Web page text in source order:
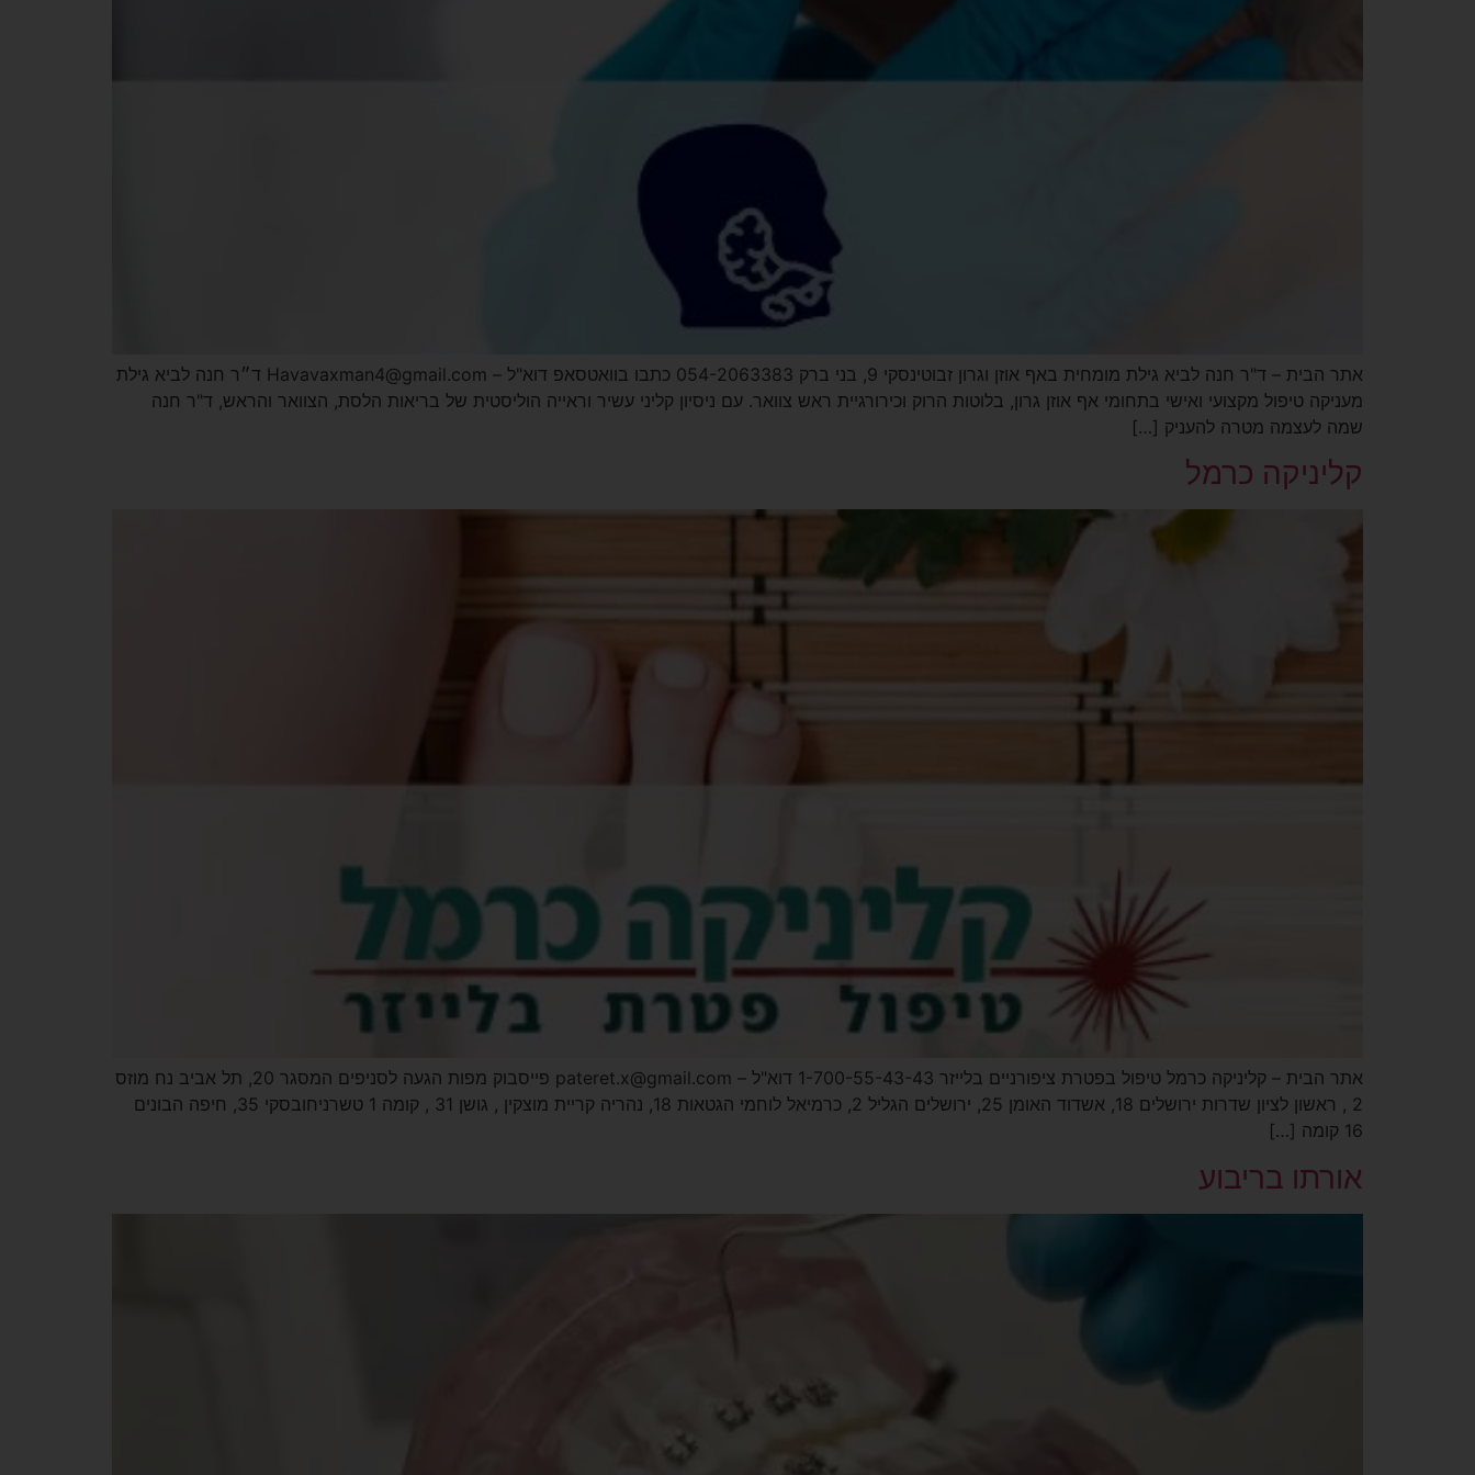
אתר הבית – ד"ר חנה לביא גילת מומחית באף אוזן וגרון זבוטינסקי 9, בני ברק 054-2063383 כתבו בוואטסאפ דוא"ל – Havavaxman4@gmail.com ד״ר חנה לביא גילת
מעניקה טיפול מקצועי ואישי בתחומי אף אוזן גרון, בלוטות הרוק וכירורגיית ראש צוואר. עם ניסיון קליני עשיר וראייה הוליסטית של בריאות הלסת, הצוואר והראש, ד"ר חנה
שמה לעצמה מטרה להעניק […]
קליניקה כרמל
אתר הבית – קליניקה כרמל טיפול בפטרת ציפורניים בלייזר 1-700-55-43-43 דוא"ל – pateret.x@gmail.com פייסבוק מפות הגעה לסניפים המסגר 20, תל אביב נח מוזס
2 , ראשון לציון שדרות ירושלים 18, אשדוד האומן 25, ירושלים הגליל 2, כרמיאל לוחמי הגטאות 18, נהריה קריית מוצקין , גושן 31 , קומה 1 טשרניחובסקי 35, חיפה הבונים
16 קומה […]
אורתו בריבוע